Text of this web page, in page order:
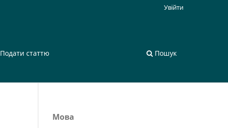
Подати статтю Пошук
Увійти
Мова